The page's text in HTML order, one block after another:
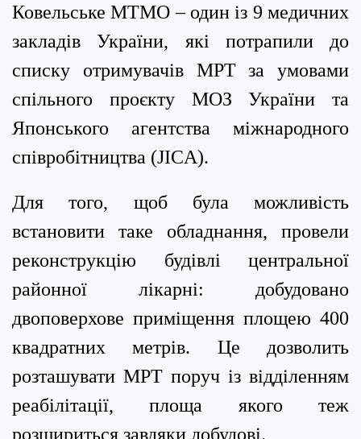
Ковельське МТМО – один із 9 медичних
закладів України, які потрапили до
списку отримувачів МРТ за умовами
спільного проєкту МОЗ України та
Японського агентства міжнародного
співробітництва (JICA).
Для того, щоб була можливість
встановити таке обладнання, провели
реконструкцію будівлі центральної
районної лікарні: добудовано
двоповерхове приміщення площею 400
квадратних метрів. Це дозволить
розташувати МРТ поруч із відділенням
реабілітації, площа якого теж
розшириться завдяки добудові.